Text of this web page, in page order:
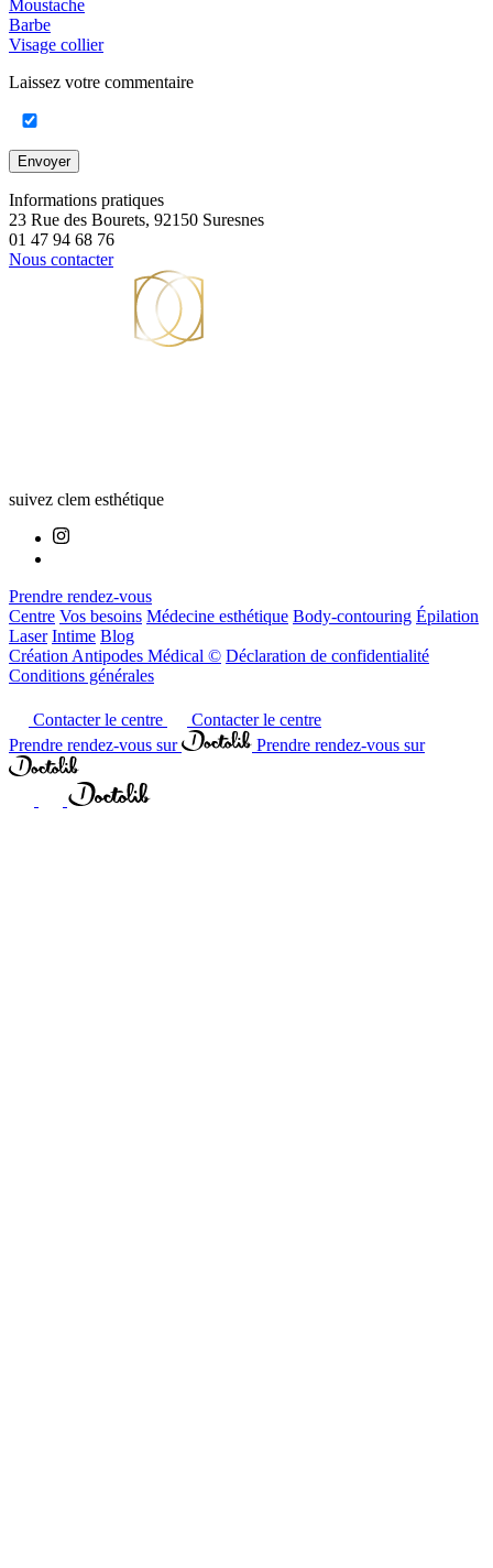
Moustache
Barbe
Visage collier
Laissez votre commentaire
Envoyer
Informations pratiques
23 Rue des Bourets, 92150 Suresnes
01 47 94 68 76
Nous contacter
suivez clem esthétique
Prendre rendez-vous
Centre Vos besoins Médecine esthétique Body-contouring Épilation
Laser Intime Blog
Création Antipodes Médical © Déclaration de confidentialité
Conditions générales
Contacter le centre
Contacter le centre
Prendre rendez-vous sur
Prendre rendez-vous sur